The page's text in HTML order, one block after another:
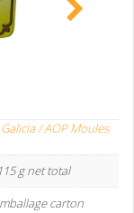
/ AOP Moules
g net total
carton